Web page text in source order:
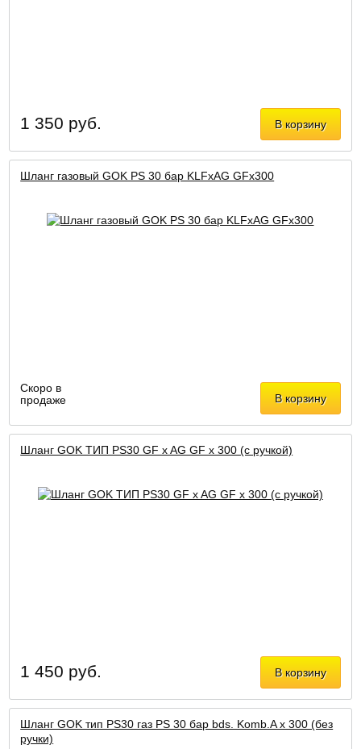
В корзину
1 350 руб.
Шланг газовый GOK PS 30 бар KLFxAG GFx300
В корзину
Скоро в
продаже
Шланг GOK ТИП PS30 GF x AG GF x 300 (с ручкой)
В корзину
1 450 руб.
Шланг GOK тип PS30 газ PS 30 бар bds. Komb.A x 300 (без
ручки)